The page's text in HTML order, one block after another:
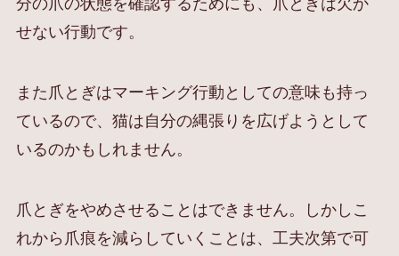
分の爪の状態を確認するためにも、爪とぎは欠か
せない行動です。
また爪とぎはマーキング行動としての意味も持っ
ているので、猫は自分の縄張りを広げようとして
いるのかもしれません。
爪とぎをやめさせることはできません。しかしこ
れから爪痕を減らしていくことは、工夫次第で可